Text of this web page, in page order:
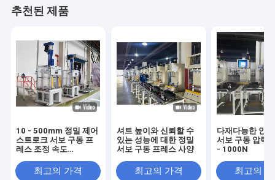
추천된 제품
10 - 500mm 정밀 제어
스트로크 서보 구동 프
레스 조정 속도
최고의 가격
셔트 높이와 신뢰할 수
있는 성능에 대한 정밀
서보 구동 프레스 사양
최고의 가격
다재다능한 안
서보 구동 압력
- 1000N
최고의